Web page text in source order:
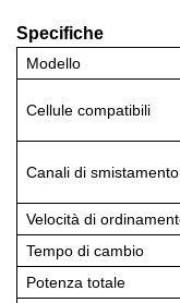
Specifiche
Modello
Cellule compatibili
Canali di smistamento
Velocità di
Tempo di cambio
Potenza totale